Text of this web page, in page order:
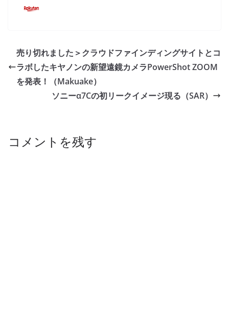
売り切れました＞クラウドファインディングサイトとコ
ラボしたキヤノンの新望遠鏡カメラPowerShot ZOOM
を発表！（Makuake）
ソニーα7Cの初リークイメージ現る（SAR）
コメントを残す